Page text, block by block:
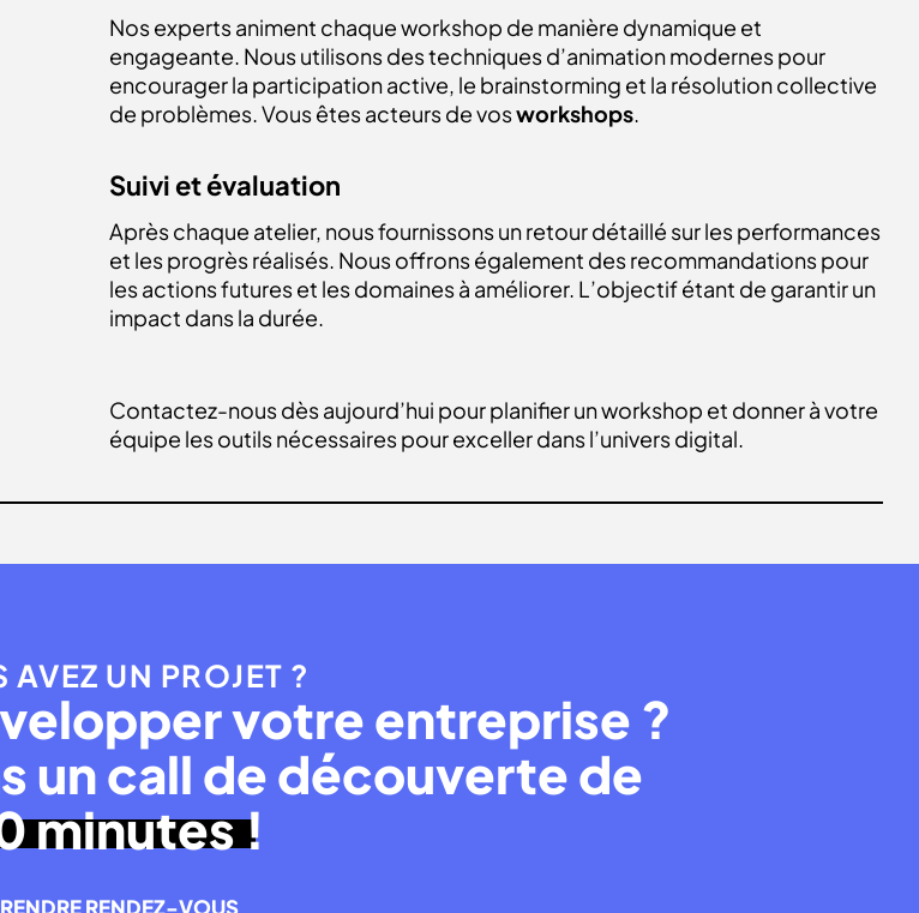
Nos experts animent chaque workshop de manière dynamique et
engageante. Nous utilisons des techniques d’animation modernes pour
encourager la participation active, le brainstorming et la résolution collective
de problèmes. Vous êtes acteurs de vosworkshops.
Suivi et évaluation
Après chaque atelier, nous fournissons un retour détaillé sur les performances
et les progrès réalisés. Nous offrons également des recommandations pour
les actions futures et les domaines à améliorer. L’objectif étant de garantir un
impact dans la durée.
Contactez-nousdès aujourd’hui pour planifier un workshop et donner à votre
équipe les outils nécessaires pour exceller dans l’univers digital.
AVEZ UN PROJET ?
votre entreprise ?
un call de découverte de
minutes !
RENDEZ-VOUS